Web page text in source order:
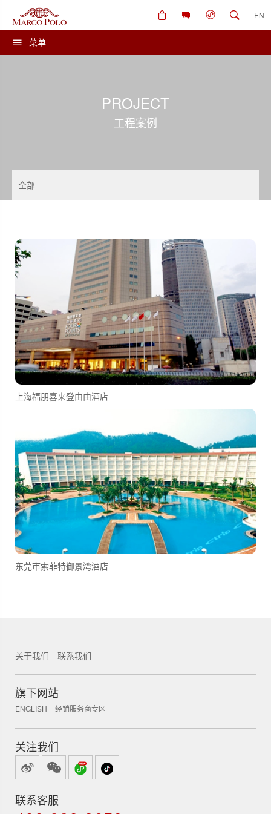
菜单
EN
PROJECT
工程案例
全部
上海福朋喜来登由由酒店
东莞市索菲特御景湾酒店
关于我们 联系我们
旗下网站
ENGLISH 经销服务商专区
关注我们
联系客服